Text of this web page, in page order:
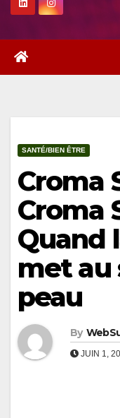
SANTÉ/BIEN ÊTRE
Croma
Croma
Quand
met au
peau
By
JUIN 1,